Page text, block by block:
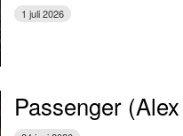
1 juli 2026
Passenger